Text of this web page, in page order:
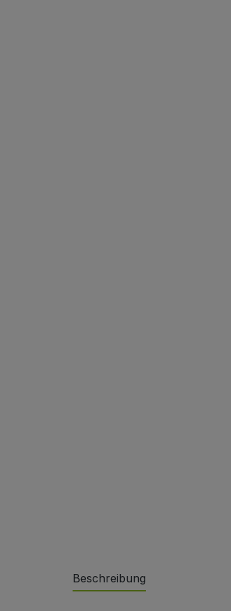
Referenzen
Beschreibung